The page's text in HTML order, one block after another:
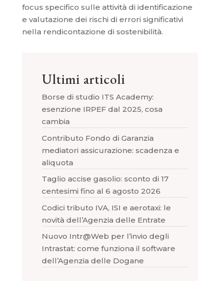
focus specifico sulle attività di identificazione
e valutazione dei rischi di errori significativi
nella rendicontazione di sostenibilità.
Ultimi articoli
Borse di studio ITS Academy:
esenzione IRPEF dal 2025, cosa
cambia
Contributo Fondo di Garanzia
mediatori assicurazione: scadenza e
aliquota
Taglio accise gasolio: sconto di 17
centesimi fino al 6 agosto 2026
Codici tributo IVA, ISI e aerotaxi: le
novità dell’Agenzia delle Entrate
Nuovo Intr@Web per l’invio degli
Intrastat: come funziona il software
dell’Agenzia delle Dogane